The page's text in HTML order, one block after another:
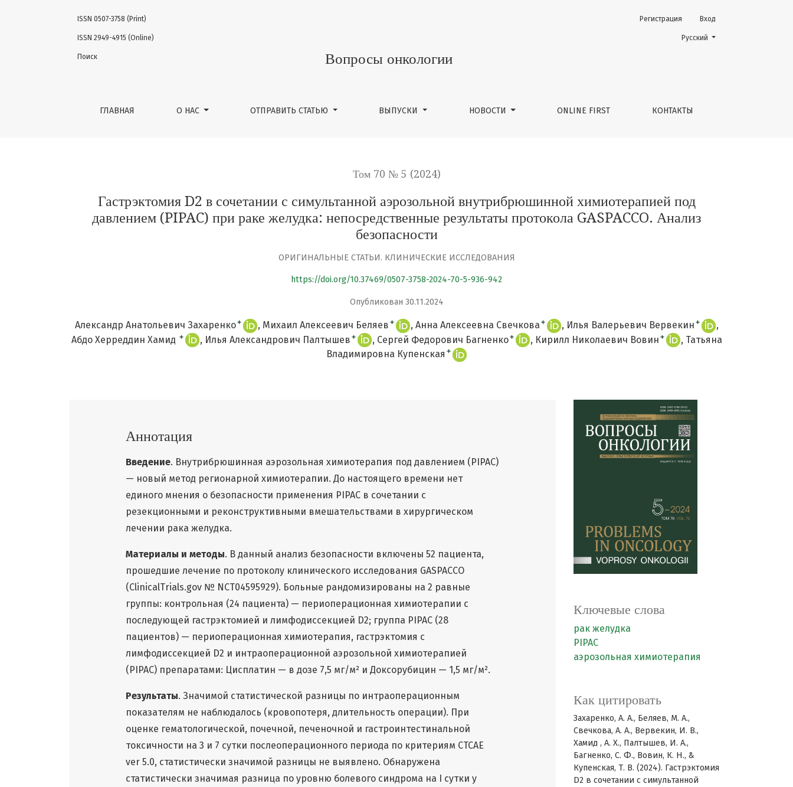
Гастрэктомия D2 в сочетании с симультанной аэрозольной внутрибрюшинной химиотерапией под давлением (PIPAC) при раке желудка: непосредственные
Вопросы онкологии
ГЛАВНАЯ О НАС ОТПРАВИТЬ СТАТЬЮ ВЫПУСКИ НОВОСТИ ONLINE FIRST КОНТАКТЫ
Регистрация Вход
ISSN 0507-3758 (Print)
ISSN 2949-4915 (Online)
Поиск
Change the language. The
Русский
Том 70 № 5 (2024)
Гастрэктомия D2 в сочетании с симультанной аэрозольной внутрибрюшинной химиотерапией под
давлением (PIPAC) при раке желудка: непосредственные результаты протокола GASPACCO. Анализ
безопасности
ОРИГИНАЛЬНЫЕ СТАТЬИ. КЛИНИЧЕСКИЕ ИССЛЕДОВАНИЯ
https://doi.org/10.37469/0507-3758-2024-70-5-936-942
Опубликован 30.11.2024
Александр Анатольевич Захаренко+ Михаил Алексеевич Беляев + Анна Алексеевна Свечкова + Илья Валерьевич Вервекин +
Абдо Херреддин Хамид + Илья Александрович Палтышев + Сергей Федорович Багненко+ Кирилл Николаевич Вовин +
Татьяна
Владимировна Купенская +
Ключевые слова
рак желудка
PIPAC
аэрозольная химиотерапия
Как цитировать
Захаренко, А. А., Беляев, М. А.,
Свечкова, А. А., Вервекин, И. В.,
Хамид , А. Х., Палтышев, И. А.,
Багненко, С. Ф., Вовин, К. Н., &
Купенская, Т. В. (2024). Гастрэктомия
D2 в сочетании с симультанной
Аннотация
Введение. Внутрибрюшинная аэрозольная химиотерапия под давлением (PIPAC)
— новый метод регионарной химиотерапии. До настоящего времени нет
единого мнения о безопасности применения PIPAC в сочетании с
резекционными и реконструктивными вмешательствами в хирургическом
лечении рака желудка.
Материалы и методы. В данный анализ безопасности включены 52 пациента,
прошедшие лечение по протоколу клинического исследования GASPACCO
(ClinicalTrials.gov № NCT04595929). Больные рандомизированы на 2 равные
группы: контрольная (24 пациента) — периоперационная химиотерапии с
последующей гастрэктомией и лимфодиссекцией D2; группа PIPAC (28
пациентов) — периоперационная химиотерапия, гастрэктомия с
лимфодиссекцией D2 и интраоперационной аэрозольной химиотерапией
(PIPAC) препаратами: Цисплатин — в дозе 7,5 мг/м² и Доксорубицин — 1,5 мг/м².
Результаты. Значимой статистической разницы по интраоперационным
показателям не наблюдалось (кровопотеря, длительность операции). При
оценке гематологической, почечной, печеночной и гастроинтестинальной
токсичности на 3 и 7 сутки послеоперационного периода по критериям CTCAE
ver 5.0, статистически значимой разницы не выявлено. Обнаружена
статистически значимая разница по уровню болевого синдрома на I сутки у